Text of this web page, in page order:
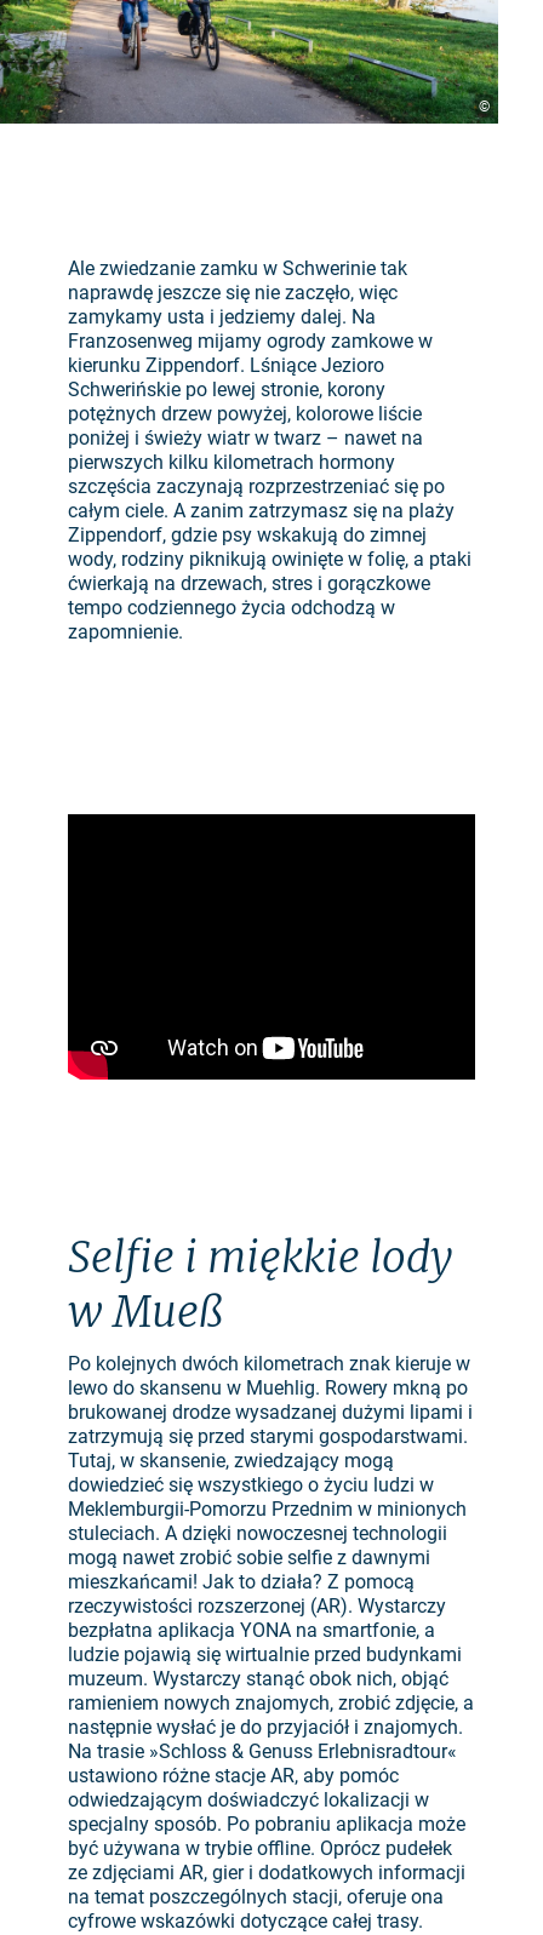
©
Ale zwiedzanie zamku w Schwerinie tak
naprawdę jeszcze się nie zaczęło, więc
zamykamy usta i jedziemy dalej. Na
Franzosenweg mijamy ogrody zamkowe w
kierunku Zippendorf. Lśniące Jezioro
Schwerińskie po lewej stronie, korony
potężnych drzew powyżej, kolorowe liście
poniżej i świeży wiatr w twarz – nawet na
pierwszych kilku kilometrach hormony
szczęścia zaczynają rozprzestrzeniać się po
całym ciele. A zanim zatrzymasz się na plaży
Zippendorf, gdzie psy wskakują do zimnej
wody, rodziny piknikują owinięte w folię, a ptaki
ćwierkają na drzewach, stres i gorączkowe
tempo codziennego życia odchodzą w
zapomnienie.
Selfie i miękkie lody
w Mueß
Po kolejnych dwóch kilometrach znak kieruje w
lewo do skansenu w Muehlig. Rowery mkną po
brukowanej drodze wysadzanej dużymi lipami i
zatrzymują się przed starymi gospodarstwami.
Tutaj, w skansenie, zwiedzający mogą
dowiedzieć się wszystkiego o życiu ludzi w
Meklemburgii-Pomorzu Przednim w minionych
stuleciach. A dzięki nowoczesnej technologii
mogą nawet zrobić sobie selfie z dawnymi
mieszkańcami! Jak to działa? Z pomocą
rzeczywistości rozszerzonej (AR). Wystarczy
bezpłatna aplikacja YONA na smartfonie, a
ludzie pojawią się wirtualnie przed budynkami
muzeum. Wystarczy stanąć obok nich, objąć
ramieniem nowych znajomych, zrobić zdjęcie, a
następnie wysłać je do przyjaciół i znajomych.
Na trasie »Schloss & Genuss Erlebnisradtour«
ustawiono różne stacje AR, aby pomóc
odwiedzającym doświadczyć lokalizacji w
specjalny sposób. Po pobraniu aplikacja może
być używana w trybie offline. Oprócz pudełek
ze zdjęciami AR, gier i dodatkowych informacji
na temat poszczególnych stacji, oferuje ona
cyfrowe wskazówki dotyczące całej trasy.